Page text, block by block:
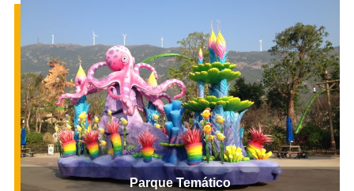
Parque Temático